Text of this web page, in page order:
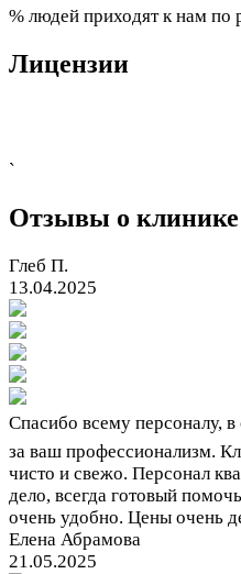
% людей приходят к нам по
Лицензии
`
Отзывы о клинике
Глеб П.
13.04.2025
Спасибо всему персоналу,
за ваш профессионализм.
чисто и свежо. Персонал
дело, всегда готовый
очень удобно. Цены очень
Елена Абрамова
21.05.2025